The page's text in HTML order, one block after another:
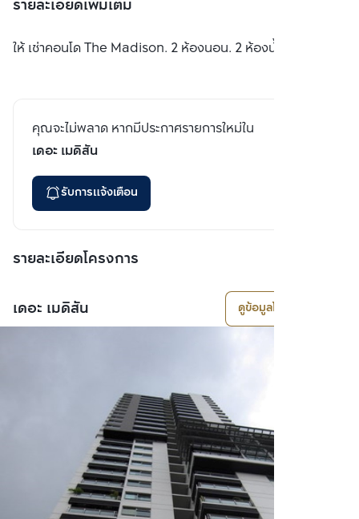
รายละเอียดเพิ่มเติม
ให้ เช่าคอนโด The Madison. 2 ห้องนอน. 2 ห้องน้ำ.
คุณจะไม่พลาด หากมีประกาศรายการใหม่ใน
เดอะ เมดิสัน
รับการแจ้งเตือน
รายละเอียดโครงการ
เดอะ เมดิสัน ดูข้อมูลโครงการ